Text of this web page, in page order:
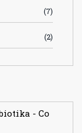
(7)
(2)
- Co